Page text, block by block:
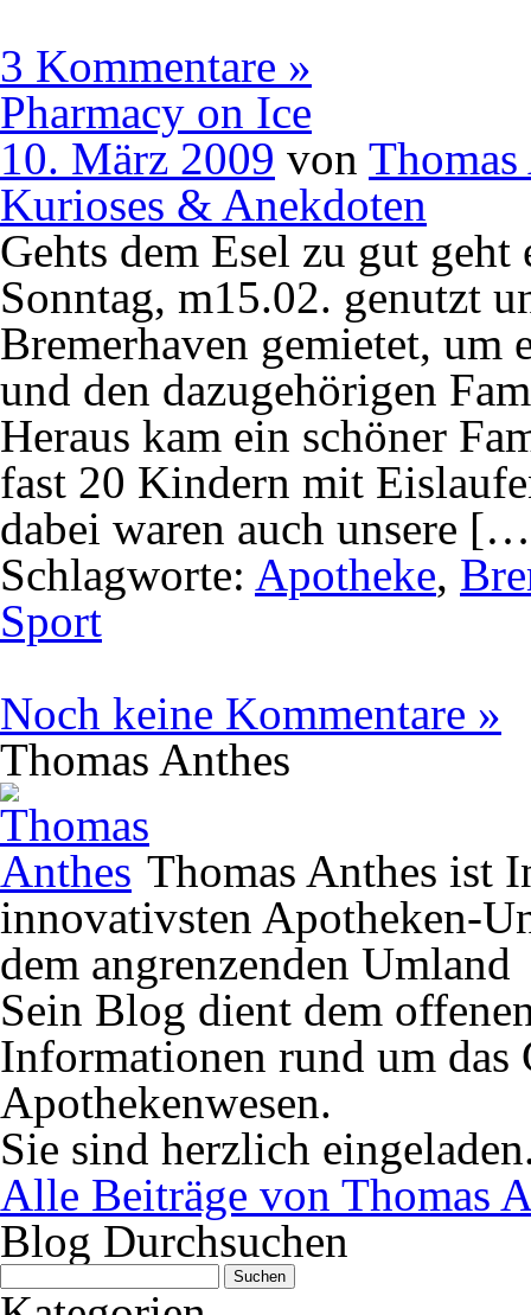
3 Kommentare »
Pharmacy on Ice
10. März 2009 von Thomas
Kurioses & Anekdoten
Gehts dem Esel zu gut
Sonntag, m15.02. genutzt
Bremerhaven gemietet, um
und den dazugehörigen
Heraus kam ein schöner
fast 20 Kindern mit
dabei waren auch unsere
Schlagworte: Apotheke,
Sport
Noch keine Kommentare »
Thomas Anthes
Thomas Anthes ist
innovativsten Apotheken-
dem angrenzenden Umland
Sein Blog dient dem
Informationen rund um das
Apothekenwesen.
Sie sind herzlich
Alle Beiträge von Thomas
Blog Durchsuchen
Suchen
nach: